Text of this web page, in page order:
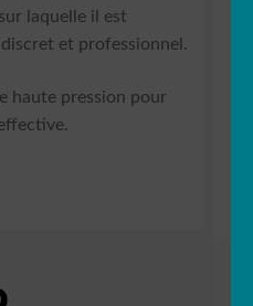
laquelle il est
et professionnel.
haute pression pour